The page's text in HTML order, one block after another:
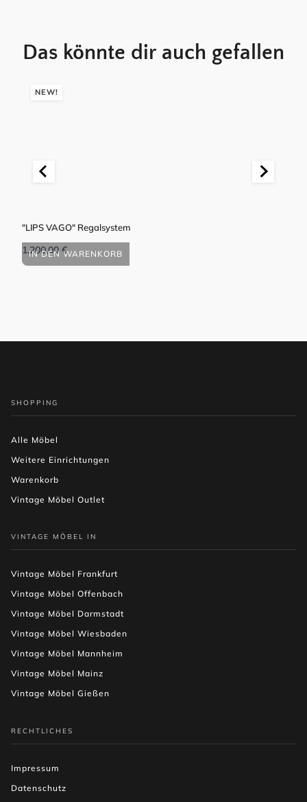
Das könnte dir auch gefallen
NEW!
IN DEN WARENKORB
"LIPS VAGO" Regalsystem
1.200,00 €
SHOPPING
Alle Möbel
Weitere Einrichtungen
Warenkorb
Vintage Möbel Outlet
VINTAGE MÖBEL IN
Vintage Möbel Frankfurt
Vintage Möbel Offenbach
Vintage Möbel Darmstadt
Vintage Möbel Wiesbaden
Vintage Möbel Mannheim
Vintage Möbel Mainz
Vintage Möbel Gießen
RECHTLICHES
Impressum
Datenschutz